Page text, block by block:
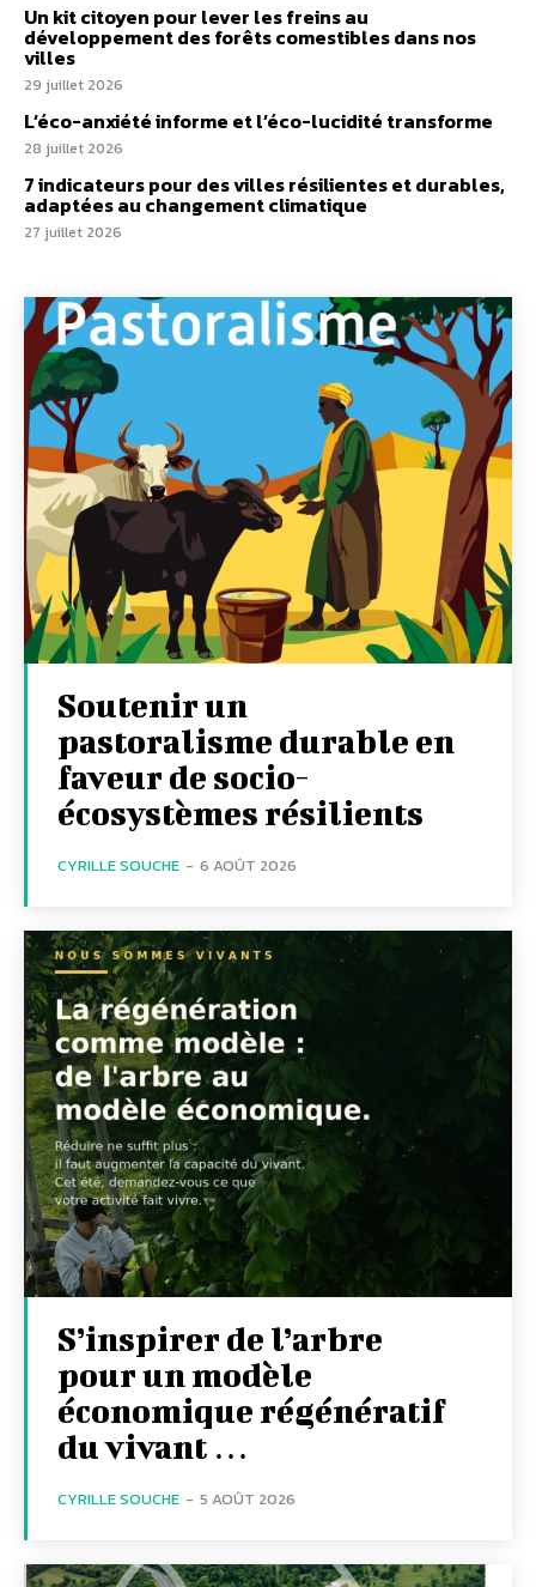
Un kit citoyen pour lever les freins au
développement des forêts comestibles dans nos
villes
29 juillet 2026
L’éco-anxiété informe et l’éco-lucidité transforme
28 juillet 2026
7 indicateurs pour des villes résilientes et durables,
adaptées au changement climatique
27 juillet 2026
Soutenir un
pastoralisme durable en
faveur de socio-
écosystèmes résilients
CYRILLE SOUCHE - 6 AOÛT 2026
S’inspirer de l’arbre
pour un modèle
économique régénératif
du vivant …
CYRILLE SOUCHE - 5 AOÛT 2026